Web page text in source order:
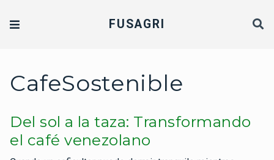
FUSAGRI
CafeSostenible
Del sol a la taza: Transformando
el café venezolano